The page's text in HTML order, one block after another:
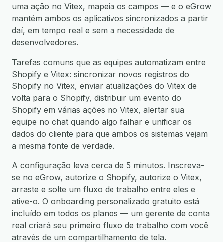
uma ação no Vitex, mapeia os campos — e o eGrow
mantém ambos os aplicativos sincronizados a partir
daí, em tempo real e sem a necessidade de
desenvolvedores.
Tarefas comuns que as equipes automatizam entre
Shopify e Vitex: sincronizar novos registros do
Shopify no Vitex, enviar atualizações do Vitex de
volta para o Shopify, distribuir um evento do
Shopify em várias ações no Vitex, alertar sua
equipe no chat quando algo falhar e unificar os
dados do cliente para que ambos os sistemas vejam
a mesma fonte de verdade.
A configuração leva cerca de 5 minutos. Inscreva-
se no eGrow, autorize o Shopify, autorize o Vitex,
arraste e solte um fluxo de trabalho entre eles e
ative-o. O onboarding personalizado gratuito está
incluído em todos os planos — um gerente de conta
real criará seu primeiro fluxo de trabalho com você
através de um compartilhamento de tela.